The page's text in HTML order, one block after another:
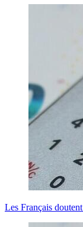
Les Français